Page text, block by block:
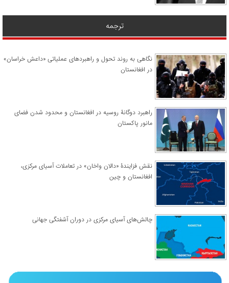
ترجمه
نگاهی به روند تحول و راهبردهای عملیاتی «داعش خراسان»
در افغانستان
راهبرد دوگانۀ روسیه در افغانستان و محدود شدن فضای
مانور پاکستان
نقش فزایندۀ «دالان واخان» در تعاملات آسیای مرکزی،
افغانستان و چین
چالش‌های آسیای مرکزی در دوران آشفتگی جهانی